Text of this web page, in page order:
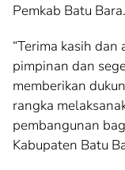
Pemkab Batu Bara.
“Terima kasih
pimpinan dan
memberikan
rangka
pembangunan
Kabupaten Batu